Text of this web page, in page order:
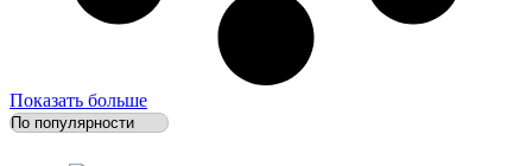
Показать больше